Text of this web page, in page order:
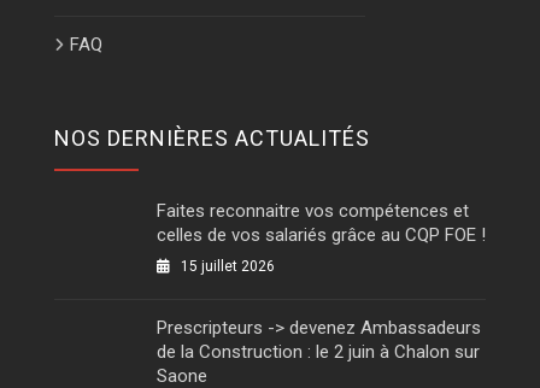
FAQ
NOS DERNIÈRES ACTUALITÉS
Faites reconnaitre vos compétences et
celles de vos salariés grâce au CQP FOE !
15 juillet 2026
Prescripteurs -> devenez Ambassadeurs
de la Construction : le 2 juin à Chalon sur
Saone